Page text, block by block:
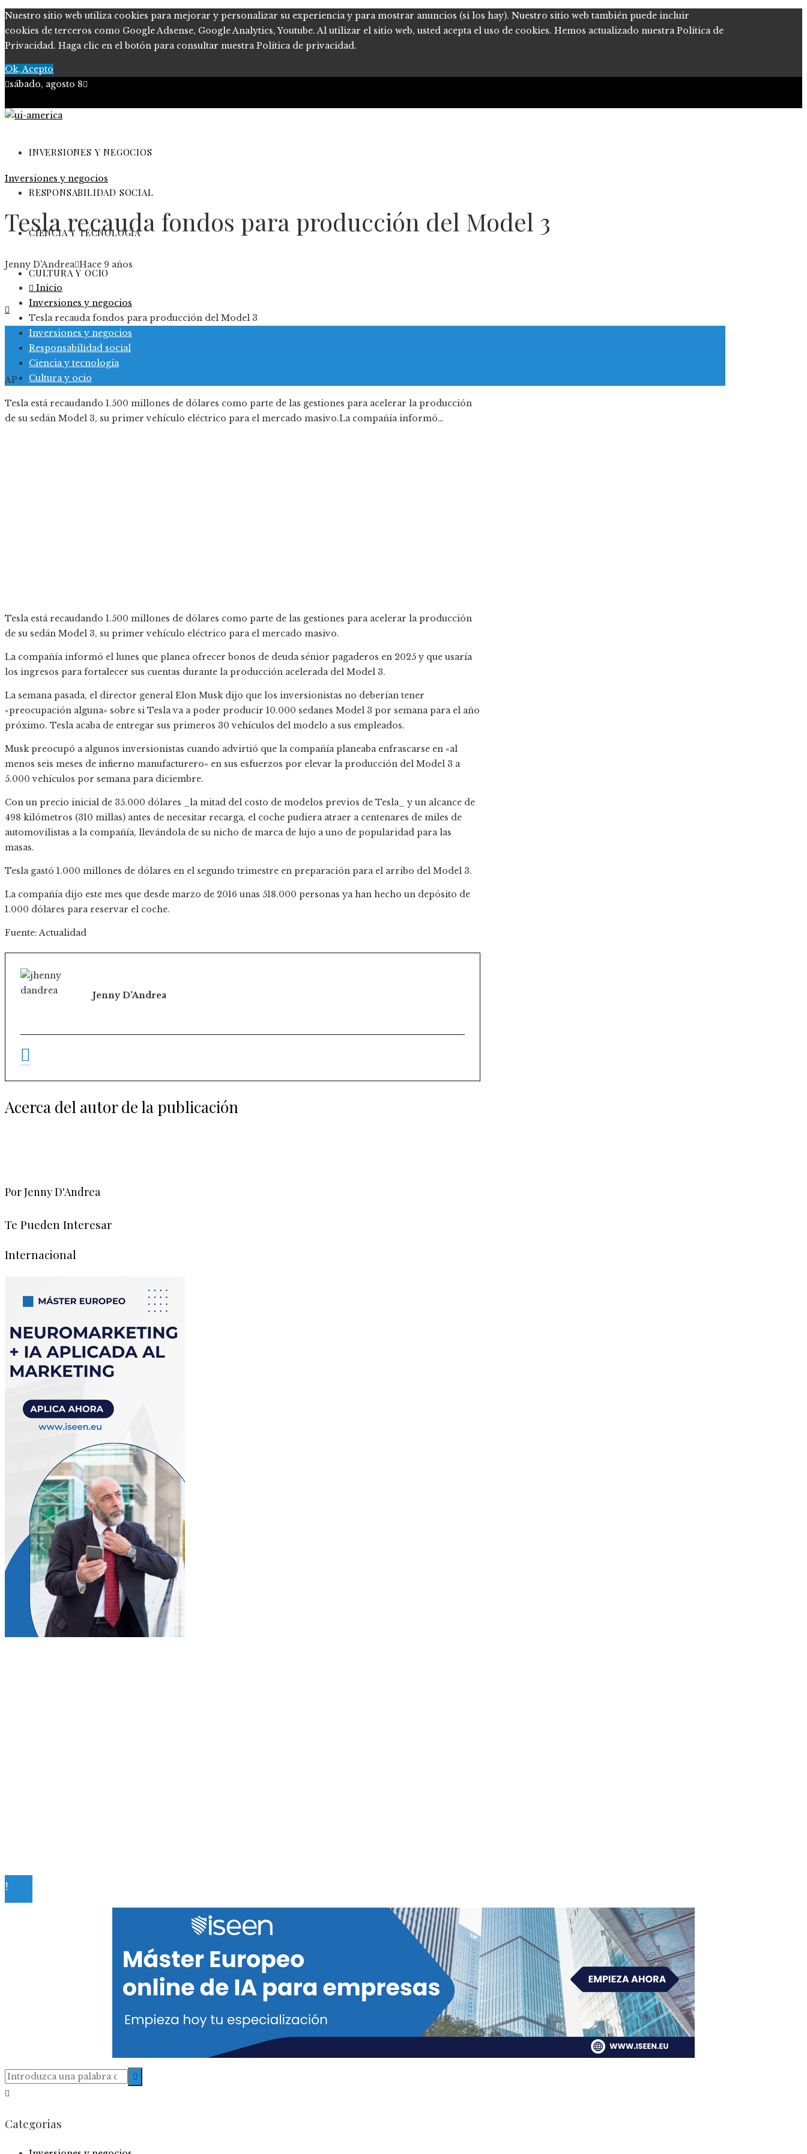
Nuestro sitio web utiliza cookies para mejorar y personalizar su experiencia y para mostrar anuncios (si los hay). Nuestro sitio web también puede incluir
cookies de terceros como Google Adsense, Google Analytics, Youtube. Al utilizar el sitio web, usted acepta el uso de cookies. Hemos actualizado nuestra Política de
Privacidad. Haga clic en el botón para consultar nuestra Política de privacidad.
Ok, Acepto
sábado, agosto 8
Quiénes somos
Políticas de Privacidad
Contacto
INVERSIONES Y NEGOCIOS
RESPONSABILIDAD SOCIAL
CIENCIA Y TECNOLOGÍA
CULTURA Y OCIO
Inversiones y negocios
Responsabilidad social
Ciencia y tecnología
Cultura y ocio
Inversiones y negocios
Tesla recauda fondos para producción del Model 3
Jenny D'Andrea Hace 9 años
Inicio
Inversiones y negocios
Tesla recauda fondos para producción del Model 3
AP
Tesla está recaudando 1.500 millones de dólares como parte de las gestiones para acelerar la producción
de su sedán Model 3, su primer vehículo eléctrico para el mercado masivo.La compañía informó…
Tesla está recaudando 1.500 millones de dólares como parte de las gestiones para acelerar la producción
de su sedán Model 3, su primer vehículo eléctrico para el mercado masivo.
La compañía informó el lunes que planea ofrecer bonos de deuda sénior pagaderos en 2025 y que usaría
los ingresos para fortalecer sus cuentas durante la producción acelerada del Model 3.
La semana pasada, el director general Elon Musk dijo que los inversionistas no deberían tener
«preocupación alguna» sobre si Tesla va a poder producir 10.000 sedanes Model 3 por semana para el año
próximo. Tesla acaba de entregar sus primeros 30 vehículos del modelo a sus empleados.
Musk preocupó a algunos inversionistas cuando advirtió que la compañía planeaba enfrascarse en «al
menos seis meses de infierno manufacturero» en sus esfuerzos por elevar la producción del Model 3 a
5.000 vehículos por semana para diciembre.
Con un precio inicial de 35.000 dólares _la mitad del costo de modelos previos de Tesla_ y un alcance de
498 kilómetros (310 millas) antes de necesitar recarga, el coche pudiera atraer a centenares de miles de
automovilistas a la compañía, llevándola de su nicho de marca de lujo a uno de popularidad para las
masas.
Tesla gastó 1.000 millones de dólares en el segundo trimestre en preparación para el arribo del Model 3.
La compañía dijo este mes que desde marzo de 2016 unas 518.000 personas ya han hecho un depósito de
1.000 dólares para reservar el coche.
Fuente: Actualidad
Jenny D'Andrea
Acerca del autor de la publicación
Por Jenny D'Andrea
Te Pueden Interesar
Internacional
Categorias